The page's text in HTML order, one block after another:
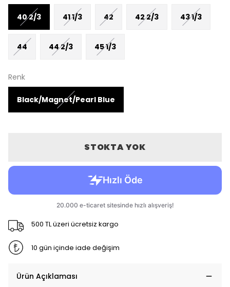
40 2/3 41 1/3 42 42 2/3 43 1/3
44 44 2/3 45 1/3
Renk
Black/Magnet/Pearl Blue
STOKTA YOK
500 TL üzeri ücretsiz kargo
10 gün içinde iade değişim
Ürün Açıklaması